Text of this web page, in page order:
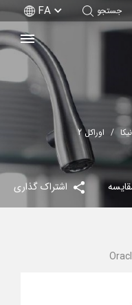
جستجو FA
اوراکل 2
اشتراک گذاری